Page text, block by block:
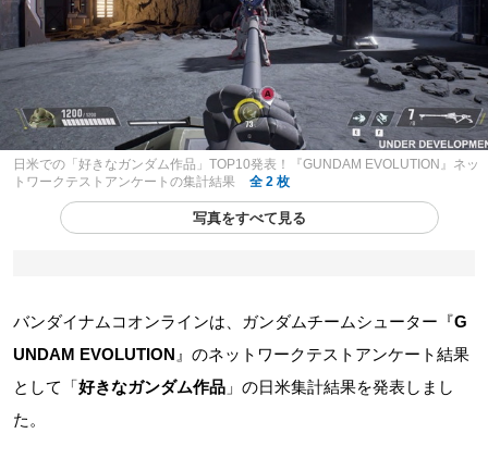
日米での「好きなガンダム作品」TOP10発表！『GUNDAM EVOLUTION』ネッ
トワークテストアンケートの集計結果
全 2 枚
写真をすべて見る
バンダイナムコオンラインは、ガンダムチームシューター『G
UNDAM EVOLUTION 』のネットワークテストアンケート結果
として「好きなガンダム作品 」の日米集計結果を発表しまし
た。